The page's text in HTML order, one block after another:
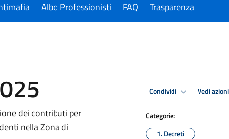
Albo Professionisti FAQ Trasparenza
dei contributi per
nella Zona di
Condividi Vedi azioni
Categorie:
1. Decreti